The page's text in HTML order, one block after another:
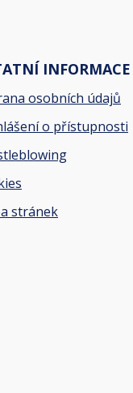
INFORMACE
osobních údajů
o přístupnosti
stránek